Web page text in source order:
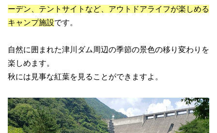
ーデン、テントサイトなど、アウトドアライフが楽しめる
キャンプ施設です。
自然に囲まれた津川ダム周辺の季節の景色の移り変わりを
楽しめます。
秋には見事な紅葉を見ることができますよ。